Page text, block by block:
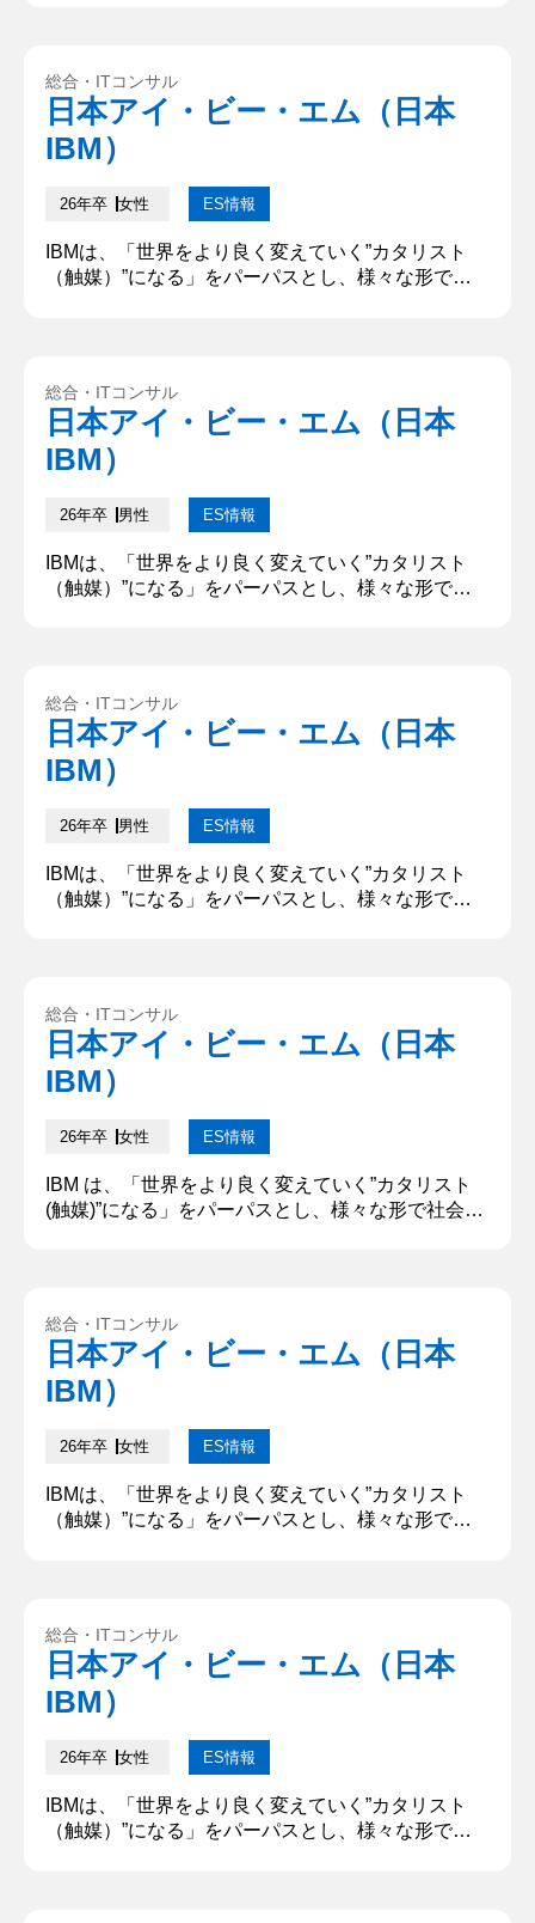
で自分が果たしたい役割やIBMでの仕事を通じて成
し遂げたいことを教えてください。(500文字以下)
私は貴社でテク...
総合・ITコンサル
日本アイ・ビー・エム（日本
IBM）
26年卒 女性 ES情報
IBMは、「世界をより良く変えていく”カタリスト
（触媒）”になる」をパーパスとし、様々な形で社
会」だ。最先端技術が社会全体に浸透し、個人や企
業がその恩恵を平等に受けられる環境が整うこと
で、社会全体が底上げされ、...
総合・ITコンサル
日本アイ・ビー・エム（日本
IBM）
26年卒 男性 ES情報
IBMは、「世界をより良く変えていく”カタリスト
（触媒）”になる」をパーパスとし、様々な形で社
IBMで自分が果たしたい役割やIBMでの仕事を通じ
て成し遂げたいことを教えてください。 IBMでデジ
タルビジネスコンサル...
総合・ITコンサル
日本アイ・ビー・エム（日本
IBM）
26年卒 男性 ES情報
IBMは、「世界をより良く変えていく”カタリスト
（触媒）”になる」をパーパスとし、様々な形で社
IBMで自分が果たしたい役割やIBMでの仕事を通じ
て成し遂げたいことを教えてください。(500文字以
下) 貴社で成し遂げ...
総合・ITコンサル
日本アイ・ビー・エム（日本
IBM）
26年卒 女性 ES情報
IBM は、「世界をより良く変えていく”カタリスト
(触媒)”になる」をパーパスとし、様々な形で社会に
で自分が果たしたい役割やIBM での仕事を通じて成
し遂げたいことを教えてください。 私はテクノロジ
ーを活...
総合・ITコンサル
日本アイ・ビー・エム（日本
IBM）
26年卒 女性 ES情報
IBMは、「世界をより良く変えていく”カタリスト
（触媒）”になる」をパーパスとし、様々な形で社
いことは、ITインフラの最適化を通じた持続可能な
社会の実現である。特に、環境負荷の低減に向けた
データ活用やエネルギー効...
総合・ITコンサル
日本アイ・ビー・エム（日本
IBM）
26年卒 女性 ES情報
IBMは、「世界をより良く変えていく”カタリスト
（触媒）”になる」をパーパスとし、様々な形で社